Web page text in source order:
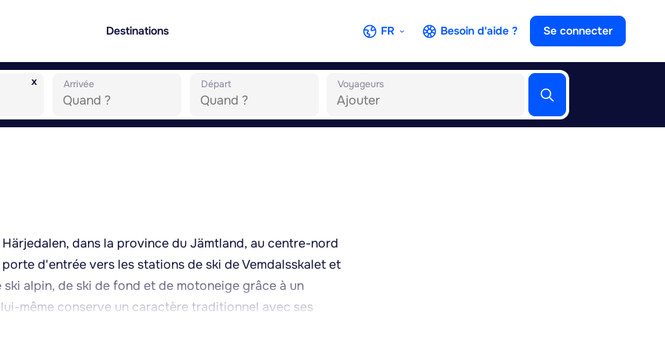
Destinations FR Besoin d'aide ? Se connecter
x Arrivée Départ Voyageurs
dans la province du Jämtland, au centre-nord
d'entrée vers les stations de ski de Vemdalsskalet et
alpin, de ski de fond et de motoneige grâce à un
même conserve un caractère traditionnel avec ses